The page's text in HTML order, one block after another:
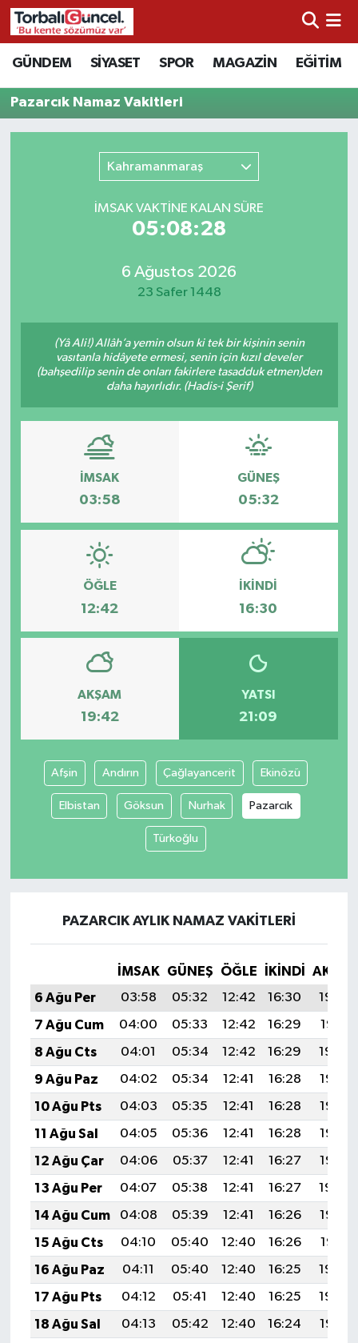
GÜNDEM SİYASET SPOR MAGAZİN EĞİTİM
Pazarcık Namaz Vakitleri
Kahramanmaraş
İMSAK VAKTİNE KALAN SÜRE
05:08:28
6 Ağustos 2026
23 Safer 1448
(Yâ Ali!) Allâh’a yemin olsun ki tek bir kişinin senin
vasıtanla hidâyete ermesi, senin için kızıl develer
(bahşedilip senin de onları fakirlere tasadduk etmen)den
daha hayırlıdır. (Hadis-i Şerif)
İMSAK
03:58
GÜNEŞ
05:32
ÖĞLE
12:42
İKINDI
16:30
AKŞAM
19:42
YATSI
21:09
Afşin Andırın Çağlayancerit Ekinözü
Elbistan Göksun Nurhak Pazarcık
Türkoğlu
PAZARCIK AYLIK NAMAZ VAKITLERI
İMSAK GÜNEŞ ÖĞLE İKINDI
6 Ağu Per
03:58 05:32 12:42 16:30
19:42
7 Ağu Cum
04:00 05:33 12:42 16:29
19:41
8 Ağu Cts
04:01 05:34 12:42 16:29
19:40
9 Ağu Paz
04:02 05:34 12:41 16:28
19:38
10 Ağu Pts
04:03 05:35 12:41 16:28
19:37
11 Ağu Sal
04:05 05:36 12:41 16:28
19:36
12 Ağu Çar
04:06 05:37 12:41 16:27
19:35
13 Ağu Per
04:07 05:38 12:41 16:27
19:34
14 Ağu Cum
04:08 05:39 12:41 16:26
19:33
15 Ağu Cts
04:10 05:40 12:40 16:26
19:31
16 Ağu Paz
04:11 05:40 12:40 16:25
19:30
17 Ağu Pts
04:12 05:41 12:40 16:25
19:29
18 Ağu Sal
04:13 05:42 12:40 16:24
19:28
İzmir Nöbetçi Eczaneler
İzmir Hava Durumu
İzmir Trafik Yoğunluk Haritası
Süper Lig Puan Durumu ve Fikstür
Tüm Manşetler
Haber Arşivi